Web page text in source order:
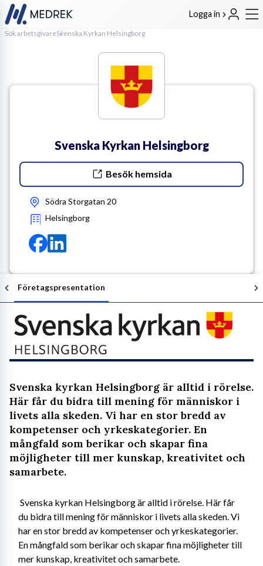
Logga in
Sök arbetsgivareSvenska Kyrkan Helsingborg
Svenska Kyrkan Helsingborg
Besök hemsida
Södra Storgatan 20
Helsingborg
Företagspresentation
Svenska kyrkan Helsingborg är alltid i rörelse.
Här får du bidra till mening för människor i
livets alla skeden. Vi har en stor bredd av
kompetenser och yrkeskategorier. En
mångfald som berikar och skapar fina
möjligheter till mer kunskap, kreativitet och
samarbete.
du bidra till mening för människor i livets alla skeden. Vi
har en stor bredd av kompetenser och yrkeskategorier.
En mångfald som berikar och skapar fina möjligheter till
mer kunskap, kreativitet och samarbete.